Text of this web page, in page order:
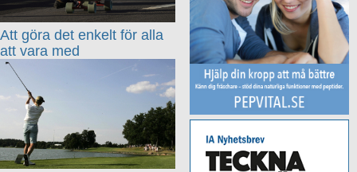
Att göra det enkelt för alla
att vara med